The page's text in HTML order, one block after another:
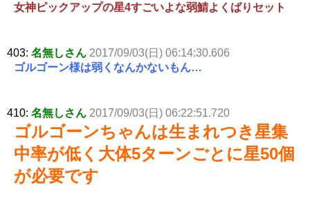
女神ピックアップの星4すごいよな弱鯖よくばりセット
403: 名無しさん 2017/09/03(日) 06:14:30.606
ゴルゴーン様は弱くなんかないもん…
410: 名無しさん 2017/09/03(日) 06:22:51.720
ゴルゴーンちゃんは生まれつき星集
中率が低く大体5ターンごとに星50個
が必要です